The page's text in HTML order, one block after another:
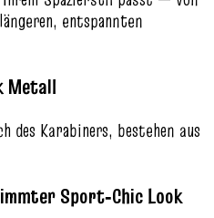
entspannten
Metall
Karabiners, bestehen aus
Sport‑Chic Look